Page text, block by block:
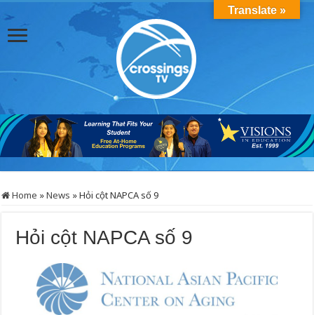
Home »News »Hỏi cột NAPCA số 9
Hỏi cột NAPCA số 9
Translate »